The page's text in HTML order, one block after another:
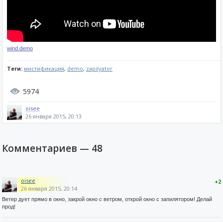
wind.demo
Теги: мистификация, demo, zapilyator
5974
oisee
26 января 2015, 20:13
Комментариев — 48
+2
oisee
26 января 2015, 20:14
Ветер дует прямо в окно, закрой окно с ветром, открой окно с запилятором! Делай
прод!